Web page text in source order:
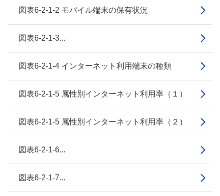
図表6-2-1-2 モバイル端末の保有状況
図表6-2-1-3...
図表6-2-1-4 インターネット利用端末の種類
図表6-2-1-5 属性別インターネット利用率（１）
図表6-2-1-5 属性別インターネット利用率（２）
図表6-2-1-6...
図表6-2-1-7...